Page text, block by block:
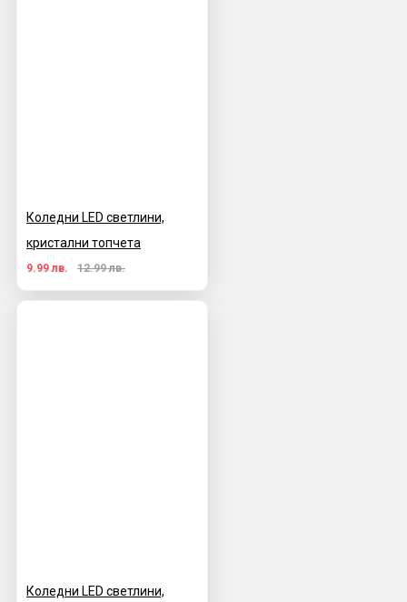
Коледни LED светлини,
кристални топчета
9.99 лв. 12.99 лв.
Коледни LED светлини,